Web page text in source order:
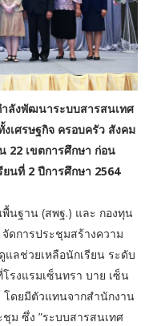
ลังพัฒนาระบบสารสนเทศ
เศรษฐกิจ ครอบครัว สังคม
22 เขตการศึกษา ก่อน
ยนที่ 2 ปีการศึกษา 2564
นฐาน (สพฐ.) และ กองทุน
ดการประชุมสร้างความ
ลช่วยเหลือนักเรียน ระดับ
รงแรมเซ็นทรา บาย เซ็น
โดยมีตัวแทนจากสำนักงาน
ม ซึ่ง ”ระบบสารสนเทศ